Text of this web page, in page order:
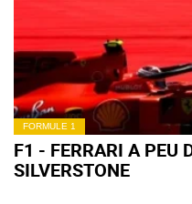
FORMULE 1
F1 - FERRARI A PEU
SILVERSTONE